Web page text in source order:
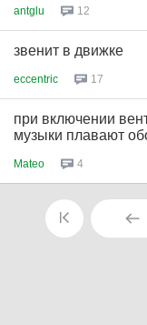
antglu 12
звенит в движке
eccentric 17
при включении
музыки плавают
Mateo 4